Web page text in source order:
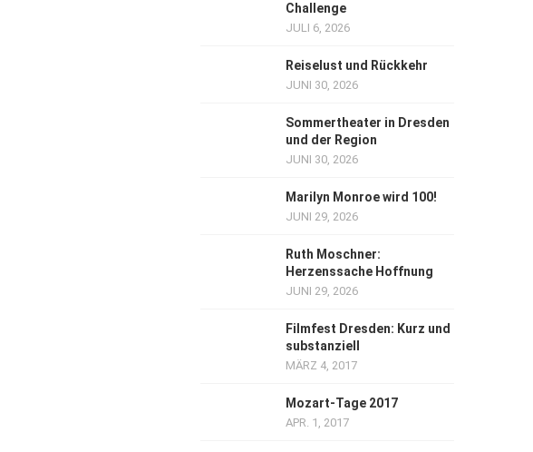
Challenge
JULI 6, 2026
Reiselust und Rückkehr
JUNI 30, 2026
Sommertheater in Dresden
und der Region
JUNI 30, 2026
Marilyn Monroe wird 100!
JUNI 29, 2026
Ruth Moschner:
Herzenssache Hoffnung
JUNI 29, 2026
Filmfest Dresden: Kurz und
substanziell
MÄRZ 4, 2017
Mozart-Tage 2017
APR. 1, 2017